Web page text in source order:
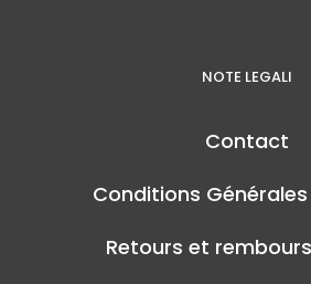
NOTE LEGALI
Contact
Conditions
Retours et